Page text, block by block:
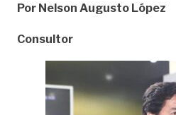
Por Nelson Augusto López
Consultor